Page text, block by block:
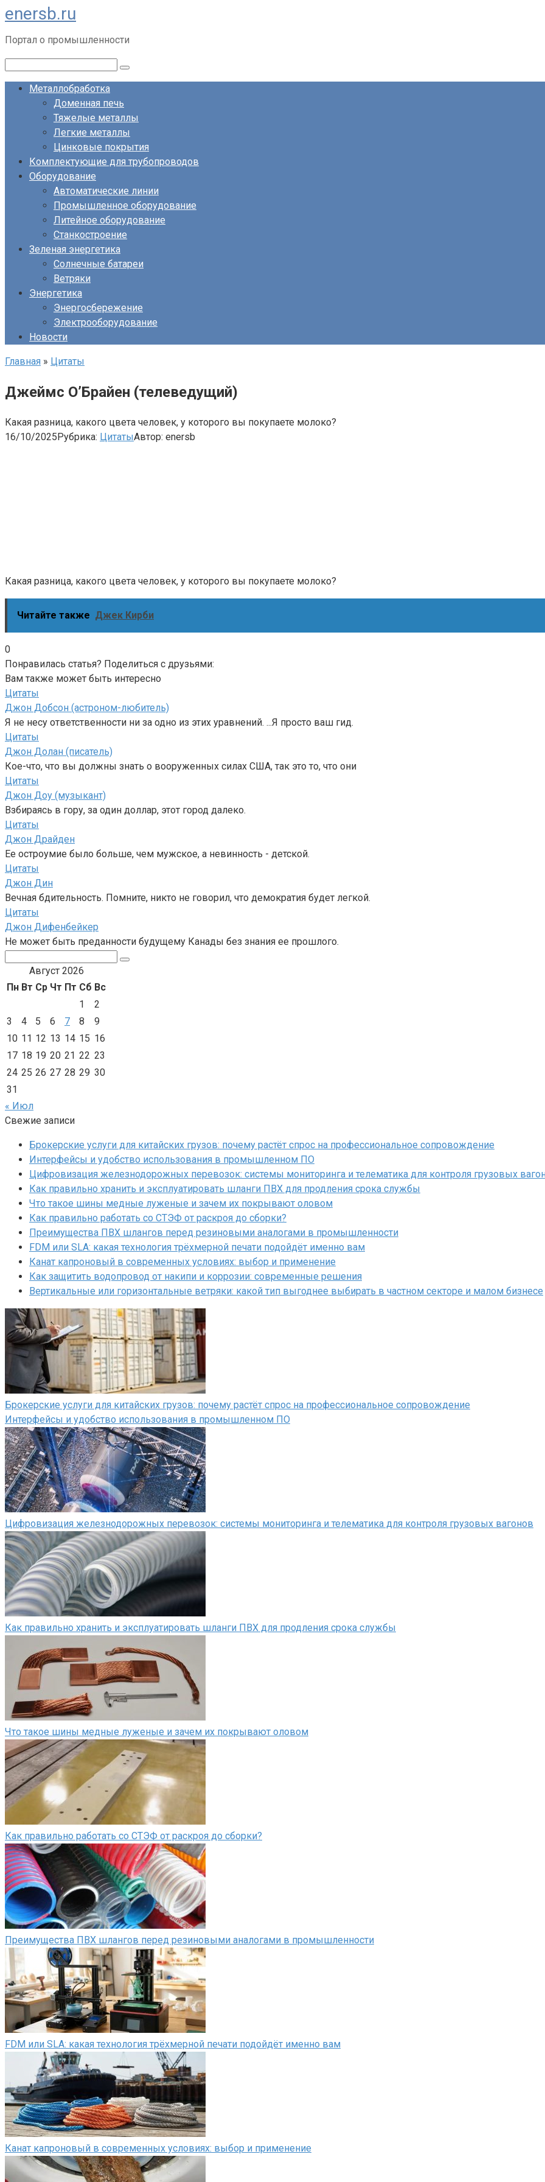
Перейти
к
контенту
enersb.ru
Портал о промышленности
Металлобработка
Доменная печь
Тяжелые металлы
Легкие металлы
Цинковые покрытия
Комплектующие для трубопроводов
Оборудование
Автоматические линии
Промышленное оборудование
Литейное оборудование
Станкостроение
Зеленая энергетика
Солнечные батареи
Ветряки
Энергетика
Энергосбережение
Электрооборудование
Новости
Главная » Цитаты
Джеймс О’Брайен (телеведущий)
Какая разница, какого цвета человек, у которого вы покупаете молоко?
16/10/2025Рубрика: ЦитатыАвтор: enersb
Какая разница, какого цвета человек, у которого вы покупаете молоко?
Читайте также Джек Кирби
0
Понравилась статья? Поделиться с друзьями:
Вам также может быть интересно
Цитаты
Джон Добсон (астроном-любитель)
Я не несу ответственности ни за одно из этих уравнений. ...Я просто ваш гид.
Цитаты
Джон Долан (писатель)
Кое-что, что вы должны знать о вооруженных силах США, так это то, что они
Цитаты
Джон Доу (музыкант)
Взбираясь в гору, за один доллар, этот город далеко.
Цитаты
Джон Драйден
Ее остроумие было больше, чем мужское, а невинность - детской.
Цитаты
Джон Дин
Вечная бдительность. Помните, никто не говорил, что демократия будет легкой.
Цитаты
Джон Дифенбейкер
Не может быть преданности будущему Канады без знания ее прошлого.
Август 2026
Пн Вт Ср Чт Пт Сб Вс
1
2
3
4 5 6 7 8
9
10 11 12 13 14 15 16
17 18 19 20 21 22 23
24 25 26 27 28 29 30
31
« Июл
Свежие записи
Брокерские услуги для китайских грузов: почему растёт спрос на профессиональное сопровождение
Интерфейсы и удобство использования в промышленном ПО
Цифровизация железнодорожных перевозок: системы мониторинга и телематика для контроля грузовых
Как правильно хранить и эксплуатировать шланги ПВХ для продления срока службы
Что такое шины медные луженые и зачем их покрывают оловом
Как правильно работать со СТЭФ от раскроя до сборки?
Преимущества ПВХ шлангов перед резиновыми аналогами в промышленности
FDM или SLA: какая технология трёхмерной печати подойдёт именно вам
Канат капроновый в современных условиях: выбор и применение
Как защитить водопровод от накипи и коррозии: современные решения
Вертикальные или горизонтальные ветряки: какой тип выгоднее выбирать в частном секторе и малом бизнесе
Брокерские услуги для китайских грузов: почему растёт спрос на профессиональное сопровождение
Интерфейсы и удобство использования в промышленном ПО
Цифровизация железнодорожных перевозок: системы мониторинга и телематика для контроля грузовых вагонов
Как правильно хранить и эксплуатировать шланги ПВХ для продления срока службы
Что такое шины медные луженые и зачем их покрывают оловом
Как правильно работать со СТЭФ от раскроя до сборки?
Преимущества ПВХ шлангов перед резиновыми аналогами в промышленности
FDM или SLA: какая технология трёхмерной печати подойдёт именно вам
Канат капроновый в современных условиях: выбор и применение